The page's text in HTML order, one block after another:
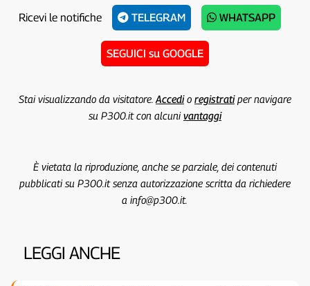
Ricevi le notifiche TELEGRAM WHATSAPP
SEGUICI su GOOGLE
Stai visualizzando da visitatore. Accedio registratiper navigare
su P300.it con alcunivantaggi
È vietata la riproduzione, anche se parziale, dei contenuti
pubblicati su P300.it senza autorizzazione scritta da richiedere
a info@p300.it.
LEGGI ANCHE